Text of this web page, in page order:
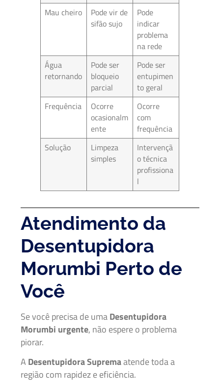
Mau cheiro
Pode vir de
sifão sujo
Pode
indicar
problema
na rede
Água
retornando
Pode ser
bloqueio
parcial
Pode ser
entupimen
to geral
Frequência
Ocorre
ocasionalm
ente
Ocorre
com
frequência
Solução
Limpeza
simples
Intervençã
o técnica
profissiona
l
Atendimento da
Desentupidora
Morumbi Perto de
Você
Se você precisa de umaDesentupidora
Morumbi urgente, não espere o problema
piorar.
A Desentupidora Supremaatende toda a
região com rapidez e eficiência.